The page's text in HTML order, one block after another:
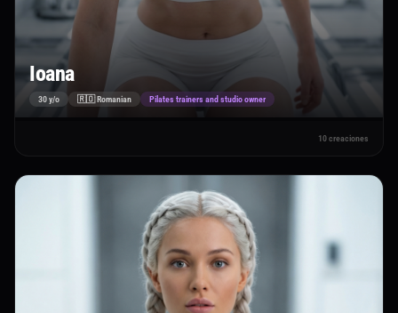
Ioana
30 y/o 🇷🇴 Romanian Pilates trainers and studio owner
10 creaciones